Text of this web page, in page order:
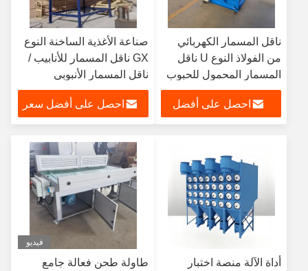
ناقل المسمار الكهربائي
من الفولاذ النوع U ناقل
المسمار المحمول للحبوب
احصل على أفضل
صناعة الأغذية الساخنة النوع
GX ناقل المسمار للأنابيب /
ناقل المسمار الأنبوبي
احصل على أفضل سعر
أداة الآلة منصة اختبار
فيديو
طاولة طحن فعالة جامع